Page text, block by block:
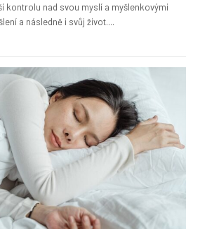
kontrolu nad svou myslí a myšlenkovými
a následně i svůj život....